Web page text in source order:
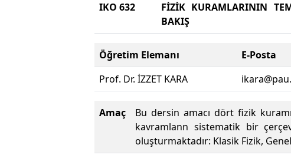
IKO 632
FİZİK KURAMLARININ
BAKIŞ
Öğretim Elemanı E-Posta
Prof. Dr. İZZET KARA
Amaç
Bu dersin amacı dört fizik
kavramlann sistematik bir
oluşturmaktadır: Klasik Fizik,